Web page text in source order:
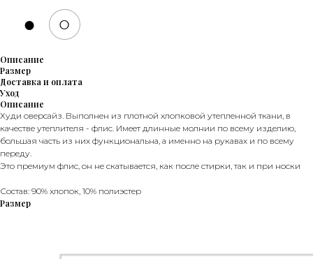
● ○
Описание
Размер
Доставка и оплата
Уход
Описание
Худи оверсайз. Выполнен из плотной хлопковой утепленной ткани, в
качестве утеплителя - флис. Имеет длинные молнии по всему изделию,
большая часть из них функциональна, а именно на рукавах и по всему
переду.
Это премиум флис, он не скатывается, как после стирки, так и при носки
Состав: 90% хлопок, 10% полиэстер
Размер